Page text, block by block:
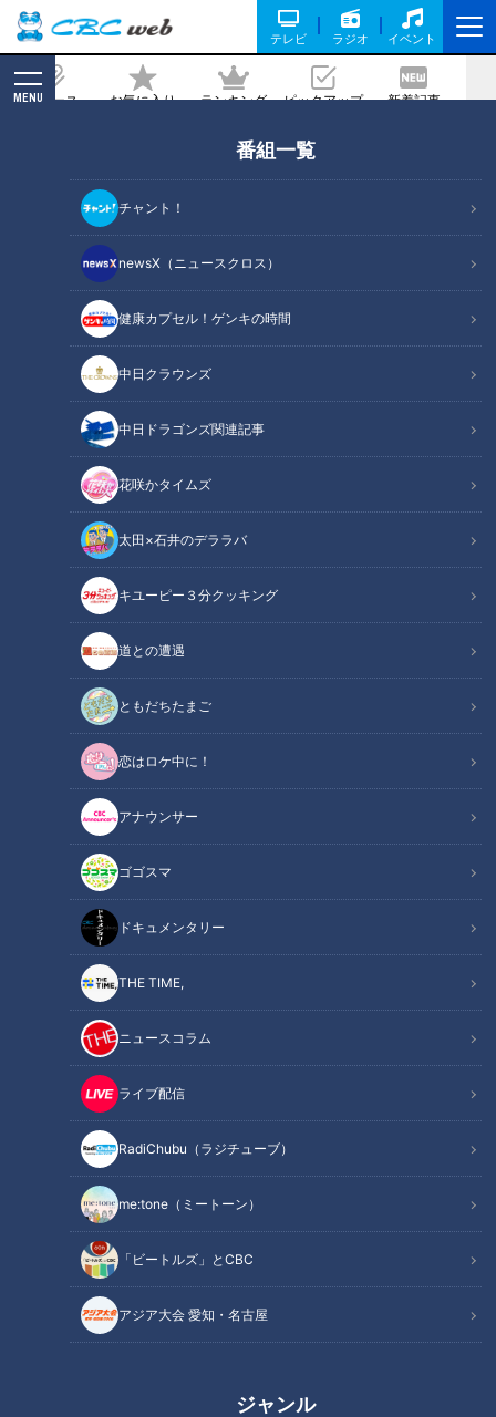
テレビ ラジオ イベント
ニュース お気に入り ランキング ピックアップ 新着記事
MENU
番組一覧
チャント！
newsX（ニュースクロス）
健康カプセル！ゲンキの時間
中日クラウンズ
中日ドラゴンズ関連記事
花咲かタイムズ
太田×石井のデララバ
キユーピー３分クッキング
道との遭遇
ともだちたまご
恋はロケ中に！
アナウンサー
ゴゴスマ
ドキュメンタリー
THE TIME,
ニュースコラム
ライブ配信
RadiChubu（ラジチューブ）
me:tone（ミートーン）
「ビートルズ」とCBC
アジア大会 愛知・名古屋
ジャンル
ル・三田悠貴の北海道周遊の旅
2024/10/24 06:03
CBCテレビ『道との遭遇』
道との遭遇
「道との遭遇」記事
全国の道に特化したバラエティ番組『道との遭遇』のコーナー
『軽トラ女子 三田』では、地元・岐阜に軽トラックを所有す
るグラビアアイドル・三田悠貴が、軽トラックで下道を走りな
がら北海道を周遊。知床から新千歳空港まで走行距離は
830km！絶品地元グルメ10食を爆食いしながら、3泊4日の軽
トラ旅を楽しみます。今回は、富良野から美瑛町（びえいちょ
う）へ！
関連リンク
秒～】
「富良野チーズ工房」でチーズとソフトクリームを堪能
「ジェットコースターの路」から「ぜるぶの丘」へ
オススメ関連コンテンツ
「富良野チーズ工房」でチーズとソフトクリーム
を堪能